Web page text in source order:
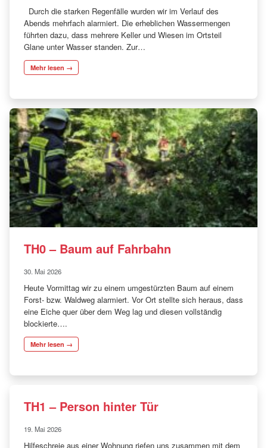
Durch die starken Regenfälle wurden wir im Verlauf des
Abends mehrfach alarmiert. Die erheblichen Wassermengen
führten dazu, dass mehrere Keller und Wiesen im Ortsteil
Glane unter Wasser standen. Zur…
Mehr lesen →
TH0 – Baum auf Fahrbahn
30. Mai 2026
Heute Vormittag wir zu einem umgestürzten Baum auf einem
Forst- bzw. Waldweg alarmiert. Vor Ort stellte sich heraus, dass
eine Eiche quer über dem Weg lag und diesen vollständig
blockierte….
Mehr lesen →
TH1 – Person hinter Tür
19. Mai 2026
Hilfeschreie aus einer Wohnung riefen uns zusammen mit dem